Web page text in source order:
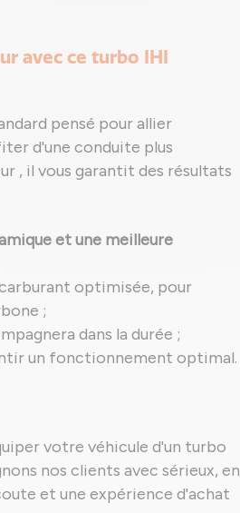
avec ce turbo IHI
pensé pour allier
d'une conduite plus
, il vous garantit des résultats
et une meilleure
optimisée, pour
;
dans la durée ;
un fonctionnement optimal.
votre véhicule d'un turbo
nos clients avec sérieux, en
et une expérience d'achat